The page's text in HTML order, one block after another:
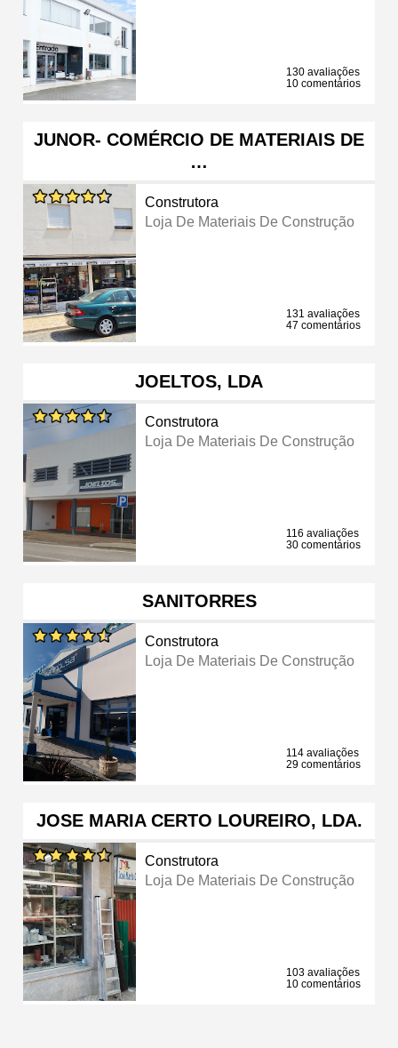
130 avaliações
10 comentários
JUNOR- COMÉRCIO DE MATERIAIS DE
…
Construtora
Loja De Materiais De Construção
131 avaliações
47 comentários
JOELTOS, LDA
Construtora
Loja De Materiais De Construção
116 avaliações
30 comentários
SANITORRES
Construtora
Loja De Materiais De Construção
114 avaliações
29 comentários
JOSE MARIA CERTO LOUREIRO, LDA.
Construtora
Loja De Materiais De Construção
103 avaliações
10 comentários